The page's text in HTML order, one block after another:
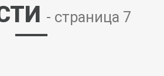
- страница 7